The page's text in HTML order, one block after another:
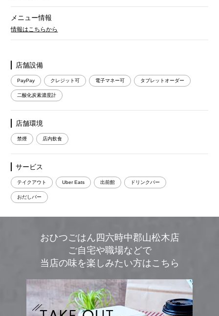
メニュー情報
情報はこちらから
店舗設備
PayPay クレジット可 電子マネー可 タブレットオーダー
二酸化炭素濃度計
店舗環境
禁煙 店内飲食
サービス
テイクアウト Uber Eats 出前館 ドリンクバー
おだしバー
おひつごはん四六時中郡山松木店
ご自宅や職場などで
当店の味を楽しみたい方はこちら